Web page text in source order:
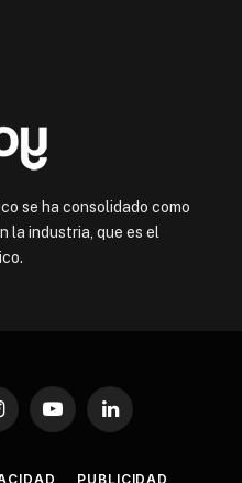
se ha consolidado como
la industria, que es el
YouTubeLinkedIn
PUBLICIDAD